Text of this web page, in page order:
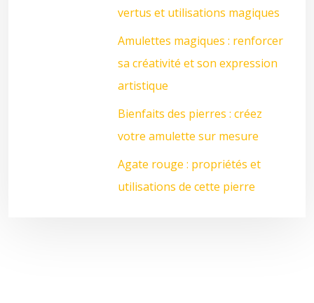
vertus et utilisations magiques
Amulettes magiques : renforcer
sa créativité et son expression
artistique
Bienfaits des pierres : créez
votre amulette sur mesure
Agate rouge : propriétés et
utilisations de cette pierre